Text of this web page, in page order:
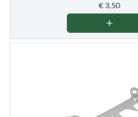
€ 3,50